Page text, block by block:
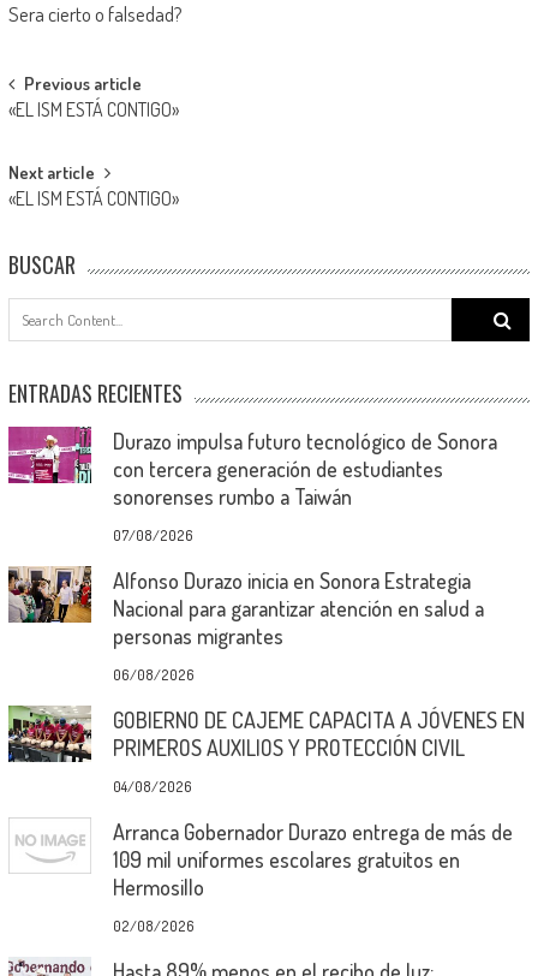
Sera cierto o falsedad?
Post
navigation
Previous article
«EL ISM ESTÁ CONTIGO»
Next article
«EL ISM ESTÁ CONTIGO»
BUSCAR
Search
for:
ENTRADAS RECIENTES
Durazo impulsa futuro tecnológico de Sonora
con tercera generación de estudiantes
sonorenses rumbo a Taiwán
07/08/2026
Alfonso Durazo inicia en Sonora Estrategia
Nacional para garantizar atención en salud a
personas migrantes
06/08/2026
GOBIERNO DE CAJEME CAPACITA A JÓVENES EN
PRIMEROS AUXILIOS Y PROTECCIÓN CIVIL
04/08/2026
Arranca Gobernador Durazo entrega de más de
109 mil uniformes escolares gratuitos en
Hermosillo
02/08/2026